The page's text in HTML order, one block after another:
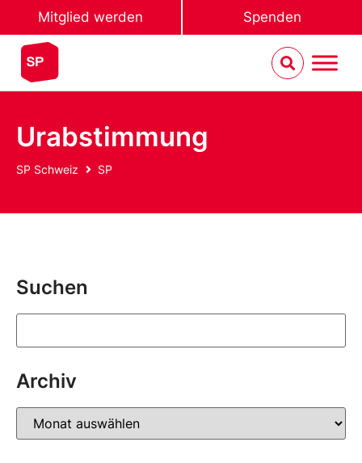
Mitglied werden Spenden
Urabstimmung
SP Schweiz SP
Suchen
Archiv